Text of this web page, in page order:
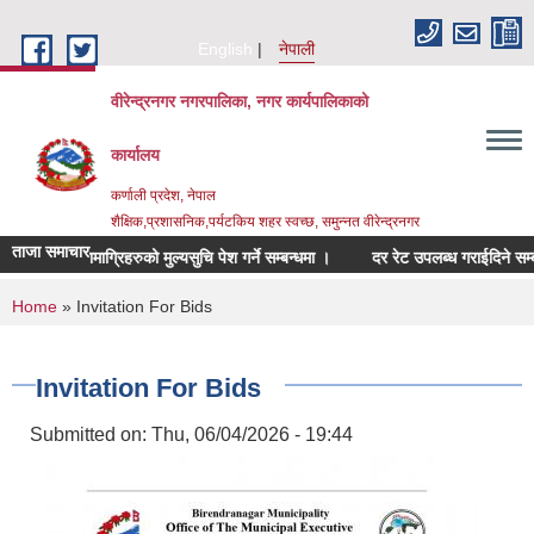
English
नेपाली
वीरेन्द्रनगर नगरपालिका, नगर कार्यपालिकाको
कार्यालय
कर्णाली प्रदेश, नेपाल
शैक्षिक,प्रशासनिक,पर्यटकिय शहर स्वच्छ, समुन्नत वीरेन्द्रनगर
ताजा समाचार
सामाग्रिहरुको मुल्यसुचि पेश गर्ने सम्बन्धमा । दर रेट उपलब्ध गराईदिने
You are here
Home » Invitation For Bids
Invitation For Bids
Submitted on: Thu, 06/04/2026 - 19:44